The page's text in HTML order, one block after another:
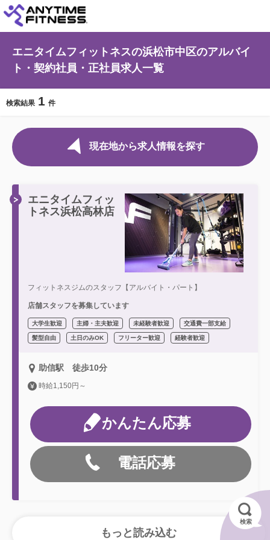
エニタイムフィットネスの浜松市中区のアルバイ
ト・契約社員・正社員求人一覧
検索結果 1 件
現在地から求人情報を探す
エニタイムフィッ
トネス浜松高林店
フィットネスジムのスタッフ【アルバイト・パート】
店舗スタッフを募集しています
大学生歓迎 主婦・主夫歓迎 未経験者歓迎 交通費一部支給
髪型自由 土日のみOK フリーター歓迎 経験者歓迎
助信駅 徒歩10分
時給1,150円～
かんたん応募
電話応募
検索